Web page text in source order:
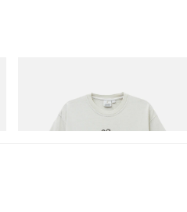
Acquista ora